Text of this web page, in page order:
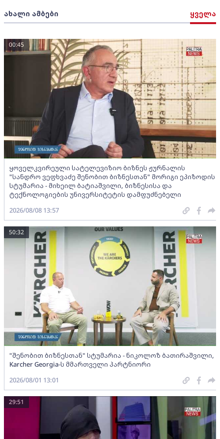
ახალი ამბები ყველა
ყოველკვირეული სატელევიზიო ბიზნეს ჟურნალის
"სანდრო ვეფხვაძე შენობით ბიზნესთან" მორიგი ეპიზოდის
სტუმარია - მიხეილ ბატიაშვილი, ბიზნესისა და
ტექნოლოგიების უნივერსიტეტის დამფუძნებელი
00:45
2026/08/08 13:57
"შენობით ბიზნესთან" სტუმარია - ნიკოლოზ ბათირაშვილი,
Karcher Georgia-ს მმართველი პარტნიორი
50:32
2026/08/01 13:01
29:51